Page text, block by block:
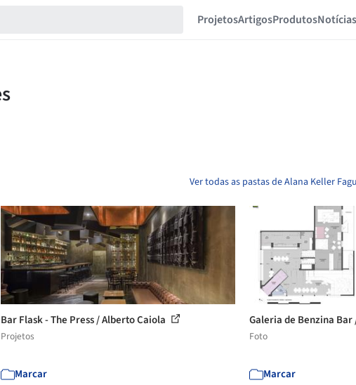
ProjetosArtigosProdutosNotícias
Ver todas as pastas de Alana Keller
Bar Flask - The Press / Alberto Caiola
Projetos
Marcar
Galeria de Benzina
Foto
Marcar